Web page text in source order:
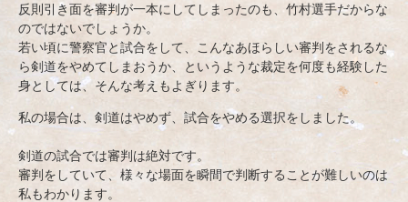
反則引き面を審判が一本にしてしまったのも、竹村選手だからな
のではないでしょうか。
若い頃に警察官と試合をして、こんなあほらしい審判をされるな
ら剣道をやめてしまおうか、というような裁定を何度も経験した
身としては、そんな考えもよぎります。
私の場合は、剣道はやめず、試合をやめる選択をしました。
剣道の試合では審判は絶対です。
審判をしていて、様々な場面を瞬間で判断することが難しいのは
私もわかります。